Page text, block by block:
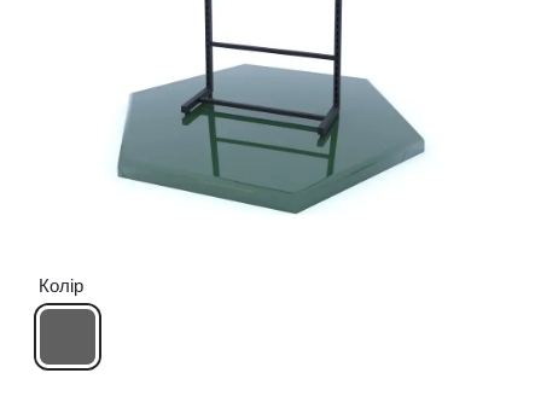
Колір